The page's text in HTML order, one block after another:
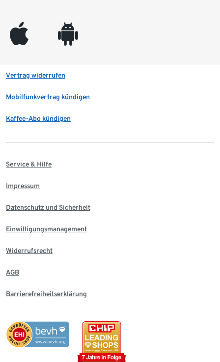
appleinc android
Vertrag widerrufen
Mobilfunkvertrag kündigen
Kaffee-Abo kündigen
Service & Hilfe
Impressum
Datenschutz und Sicherheit
Einwilligungsmanagement
Widerrufsrecht
AGB
Barrierefreiheitserklärung